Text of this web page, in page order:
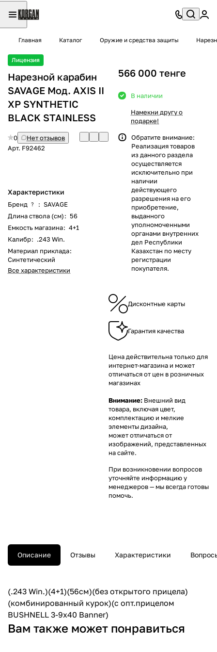
Главная Каталог Оружие и средства защиты
Лицензия
Нарезной карабин
SAVAGE Мод. AXIS II
XP SYNTHETIC
BLACK STAINLESS
0
Нет отзывов
Арт. F92462
Характеристики
Бренд ? : SAVAGE
Длина ствола (см): 56
Емкость магазина: 4+1
Калибр: .243 Win.
Материал приклада:
Синтетический
Все характеристики
566 000 тенге
В наличии
Намекни другу о
подарке!
Обратите внимание:
Реализация товаров
из данного раздела
осуществляется
исключительно при
наличии
действующего
разрешения на его
приобретение,
выданного
уполномоченными
органами внутренних
дел Республики
Казахстан по месту
регистрации
покупателя.
Дисконтные карты
Гарантия качества
Цена действительна только для
интернет-магазина и может
отличаться от цен в розничных
магазинах
Внимание: Внешний вид
товара, включая цвет,
комплектацию и мелкие
элементы дизайна,
может отличаться от
изображений, представленных
на сайте.
При возникновении вопросов
уточняйте информацию у
менеджеров— мы всегда готовы
помочь.
Описание Отзывы Характеристики
(.243 Win.)(4+1)(56cм)(без открытого прицела)
(комбинированный курок)(c опт.прицелом
BUSHNELL 3-9x40 Banner)
Вам также может понравиться